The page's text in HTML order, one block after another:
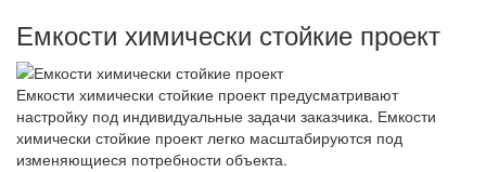
Емкости химически стойкие проект
Емкости химически стойкие проект предусматривают
настройку под индивидуальные задачи заказчика. Емкости
химически стойкие проект легко масштабируются под
изменяющиеся потребности объекта.